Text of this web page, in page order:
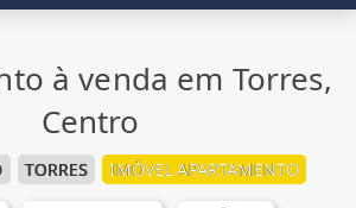
à venda em Torres,
Centro
TORRES IMÓVEL APARTAMENTO